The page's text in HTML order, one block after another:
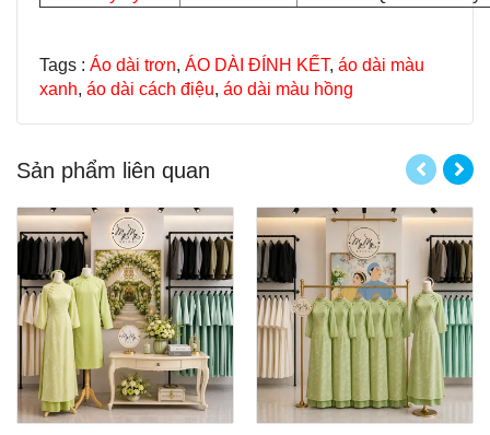
Tags : Áo dài trơn, ÁO DÀI ĐÍNH KẾT, áo dài màu
xanh, áo dài cách điệu, áo dài màu hồng
Sản phẩm liên quan